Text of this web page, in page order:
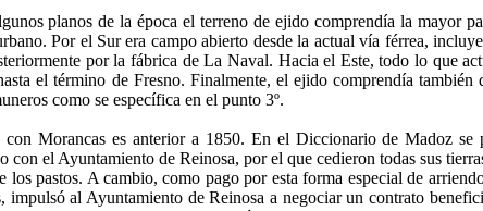
planos de la época el terreno de ejido comprendía la mayor
Por el Sur era campo abierto desde la actual vía férrea,
por la fábrica de La Naval. Hacia el Este, todo lo que
el término de Fresno. Finalmente, el ejido comprendía
como se específica en el punto 3º.
con Morancas es anterior a 1850. En el Diccionario de Madoz
el Ayuntamiento de Reinosa, por el que cedieron todas sus
los pastos. A cambio, como pago por esta forma especial de
impulsó al Ayuntamiento de Reinosa a negociar un contrato